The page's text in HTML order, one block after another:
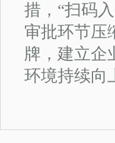
措，“扫码
审批环节压
牌，建立企
环境持续向